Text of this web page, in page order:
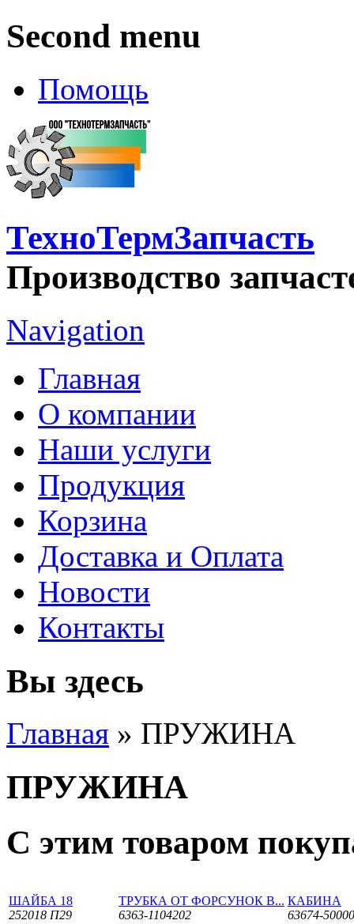
Second menu
Помощь
ТехноТермЗапчасть
Производство
Navigation
Главная
О компании
Наши услуги
Продукция
Корзина
Доставка и Оплата
Новости
Контакты
Вы здесь
Главная » ПРУЖИНА
ПРУЖИНА
С этим товаром
ШАЙБА 18
252018 П29
ТРУБКА ОТ ФОРСУНОК В...
6363-1104202
КАБИНА
63674-